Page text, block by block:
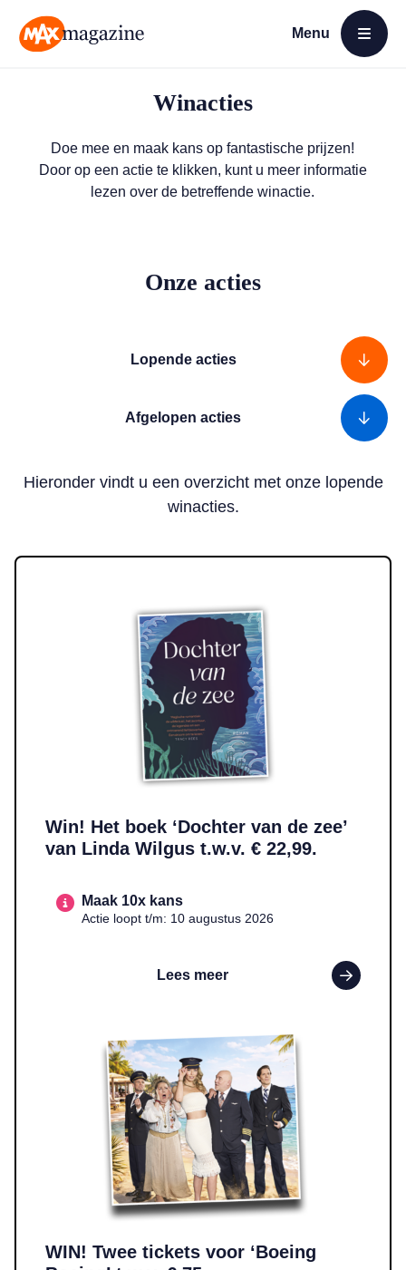
Menu
Open menu
Winacties
Doe mee en maak kans op fantastische prijzen!
Door op een actie te klikken, kunt u meer informatie
lezen over de betreffende winactie.
Onze acties
Lopende acties
Afgelopen acties
Hieronder vindt u een overzicht met onze lopende
winacties.
Win! Het boek ‘Dochter van de zee’
van Linda Wilgus t.w.v. € 22,99.
Maak 10x kans
Actie loopt t/m: 10 augustus 2026
Lees meer
Lees meer over Win! Het boek ‘Dochter van de zee’ van Linda
WIN! Twee tickets voor ‘Boeing